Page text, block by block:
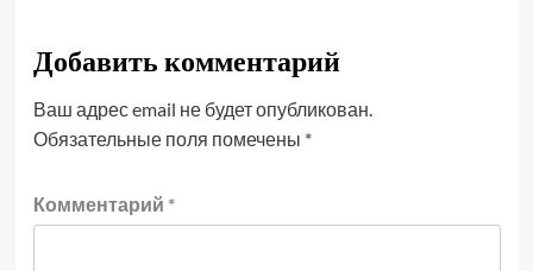
Добавить комментарий
Ваш адрес email не будет опубликован.
Обязательные поля помечены *
Комментарий *